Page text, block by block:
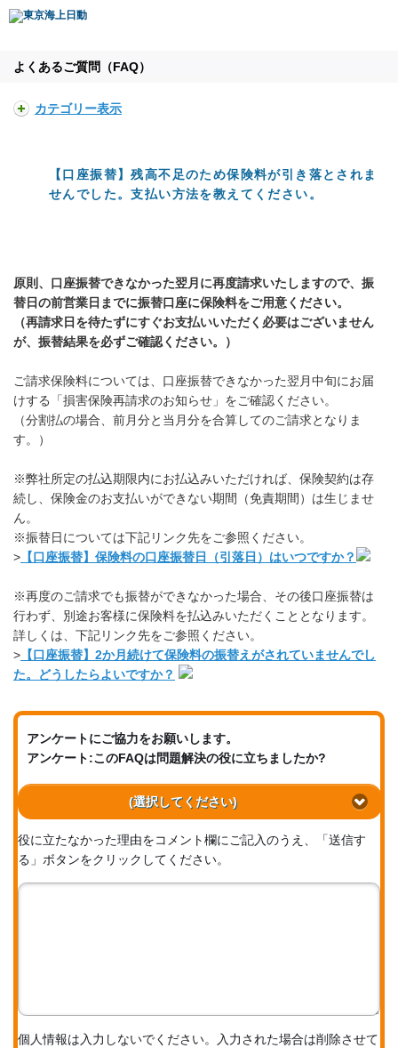
よくあるご質問（FAQ）
カテゴリー表示
【口座振替】残高不足のため保険料が引き落とされま
せんでした。支払い方法を教えてください。
原則、口座振替できなかった翌月に再度請求いたしますので、振
替日の前営業日までに振替口座に保険料をご用意ください。
（再請求日を待たずにすぐお支払いいただく必要はございません
が、振替結果を必ずご確認ください。）
ご請求保険料については、口座振替できなかった翌月中旬にお届
けする「損害保険再請求のお知らせ」をご確認ください。
（分割払の場合、前月分と当月分を合算してのご請求となりま
す。）
※弊社所定の払込期限内にお払込みいただければ、保険契約は存
続し、保険金のお支払いができない期間（免責期間）は生じませ
ん。
※振替日については下記リンク先をご参照ください。
> 【口座振替】保険料の口座振替日（引落日）はいつですか？
※再度のご請求でも振替ができなかった場合、その後口座振替は
行わず、別途お客様に保険料を払込みいただくこととなります。
詳しくは、下記リンク先をご参照ください。
> 【口座振替】2か月続けて保険料の振替えがされていませんでし
た。どうしたらよいですか？
アンケートにご協力をお願いします。
アンケート:このFAQは問題解決の役に立ちましたか?
(選択してください)
役に立たなかった理由をコメント欄にご記入のうえ、「送信す
る」ボタンをクリックしてください。
個人情報は入力しないでください。入力された場合は削除させて